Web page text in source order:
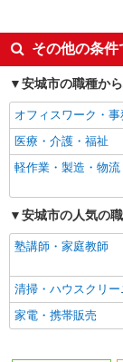
英語が活かせる
日払い
交通費支給
社員登用あり
その他の条
安城市の職種か
オフィスワーク・事
医療・介護・福祉
軽作業・製造・物流
安城市の人気の
塾講師・家庭教師
清掃・ハウスクリー
家電・携帯販売